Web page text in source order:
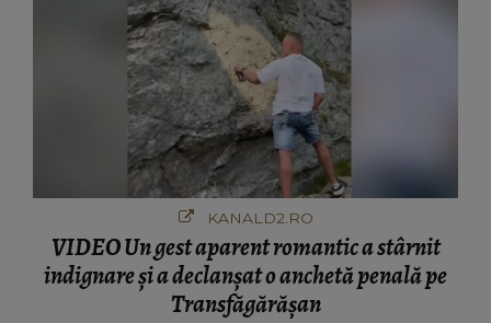
KANALD2.RO
VIDEO Un gest aparent romantic a stârnit
indignare și a declanșat o anchetă penală pe
Transfăgărășan